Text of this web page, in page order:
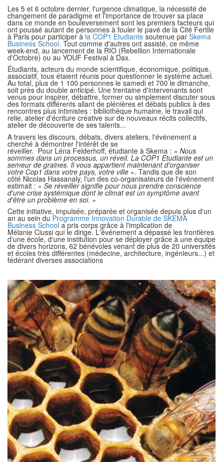
Les 5 et 6 octobre dernier, l'urgence climatique, la nécessité de
changement de paradigme et l'importance de trouver sa place
dans ce monde en bouleversement sont les premiers facteurs qui
ont poussé autant de personnes à fouler le pavé de la Cité Fertile
à Paris pour participer à la COP1 Etudiantesoutenue par Skema
Business School. Tout comme d'autres ont assisté, ce même
week-end, au lancement de la RIO (Rebellion Internationale
d'Octobre) ou au YOUF Festival à Dax.
Étudiants, acteurs du monde scientifique, économique, politique,
associatif, tous étaient réunis pour questionner le système actuel.
Au total, plus de 1 100 personnes le samedi et 700 le dimanche,
soit près du double anticipé. Une trentaine d'intervenants sont
venus pour inspirer, débattre, former ou simplement discuter sous
des formats différents allant de plénières et débats publics à des
rencontres plus intimistes : bibliothèque humaine, le travail qui
relie, atelier d'écriture créative sur de nouveaux récits collectifs,
atelier de découverte de ses talents...
A travers les discours, débats, divers ateliers, l'événement a
cherché à démontrer l'intérêt de se
réveiller. Pour Léna Felderhoff, étudiante à Skema : « Nous
sommes dans un processus, un réveil. La COP1 Etudiante est un
semeur de graines. Il vous appartient maintenant d'organiser
votre Cop1 dans votre pays, votre ville ». Tandis que de son
côté Nicolas Hassanaly, l'un des co-organisateurs de l'événement
estimait : « Se réveiller signifie pour nous prendre conscience
d'une crise systémique dont le climat est un symptôme avant
d'être un problème en soi. »
Cette initiative, impulsée, préparée et organisée depuis plus d'un
an au sein du Programme Innovation Durable de SKEMA
Business School a pris corps grâce à l'implication de
Mélanie Ciussi qui le dirige. L'événement a dépassé les frontières
d'une école, d'une institution pour se déployer grâce à une équipe
de divers horizons, 62 bénévoles venant de plus de 20 universités
et écoles très différentes (médecine, architecture, ingénieurs...) et
fédérant diverses associations